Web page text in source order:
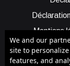
Mentions
Cookie
Qui
We and our
site to
features, and